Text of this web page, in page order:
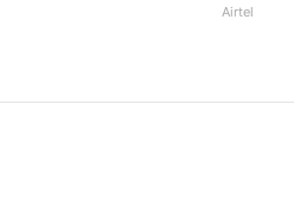
Airtel